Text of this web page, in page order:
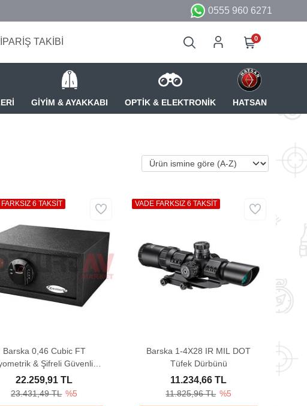
0555 960 6271
TAKİBİ 0
GİYİM & AYAKKABI OPTİK & ELEKTRONİK HATSAN
Barska 0,46 Cubic FT
& Şifreli Güvenlik
Kasası
23.431,49 TL %5
22.259,91 TL
6 TAKSİT
Barska 1-4X28 IR MIL DOT
Tüfek Dürbünü
11.825,96 TL %5
11.234,66 TL
VADE FARKSIZ 6 TAKSİT